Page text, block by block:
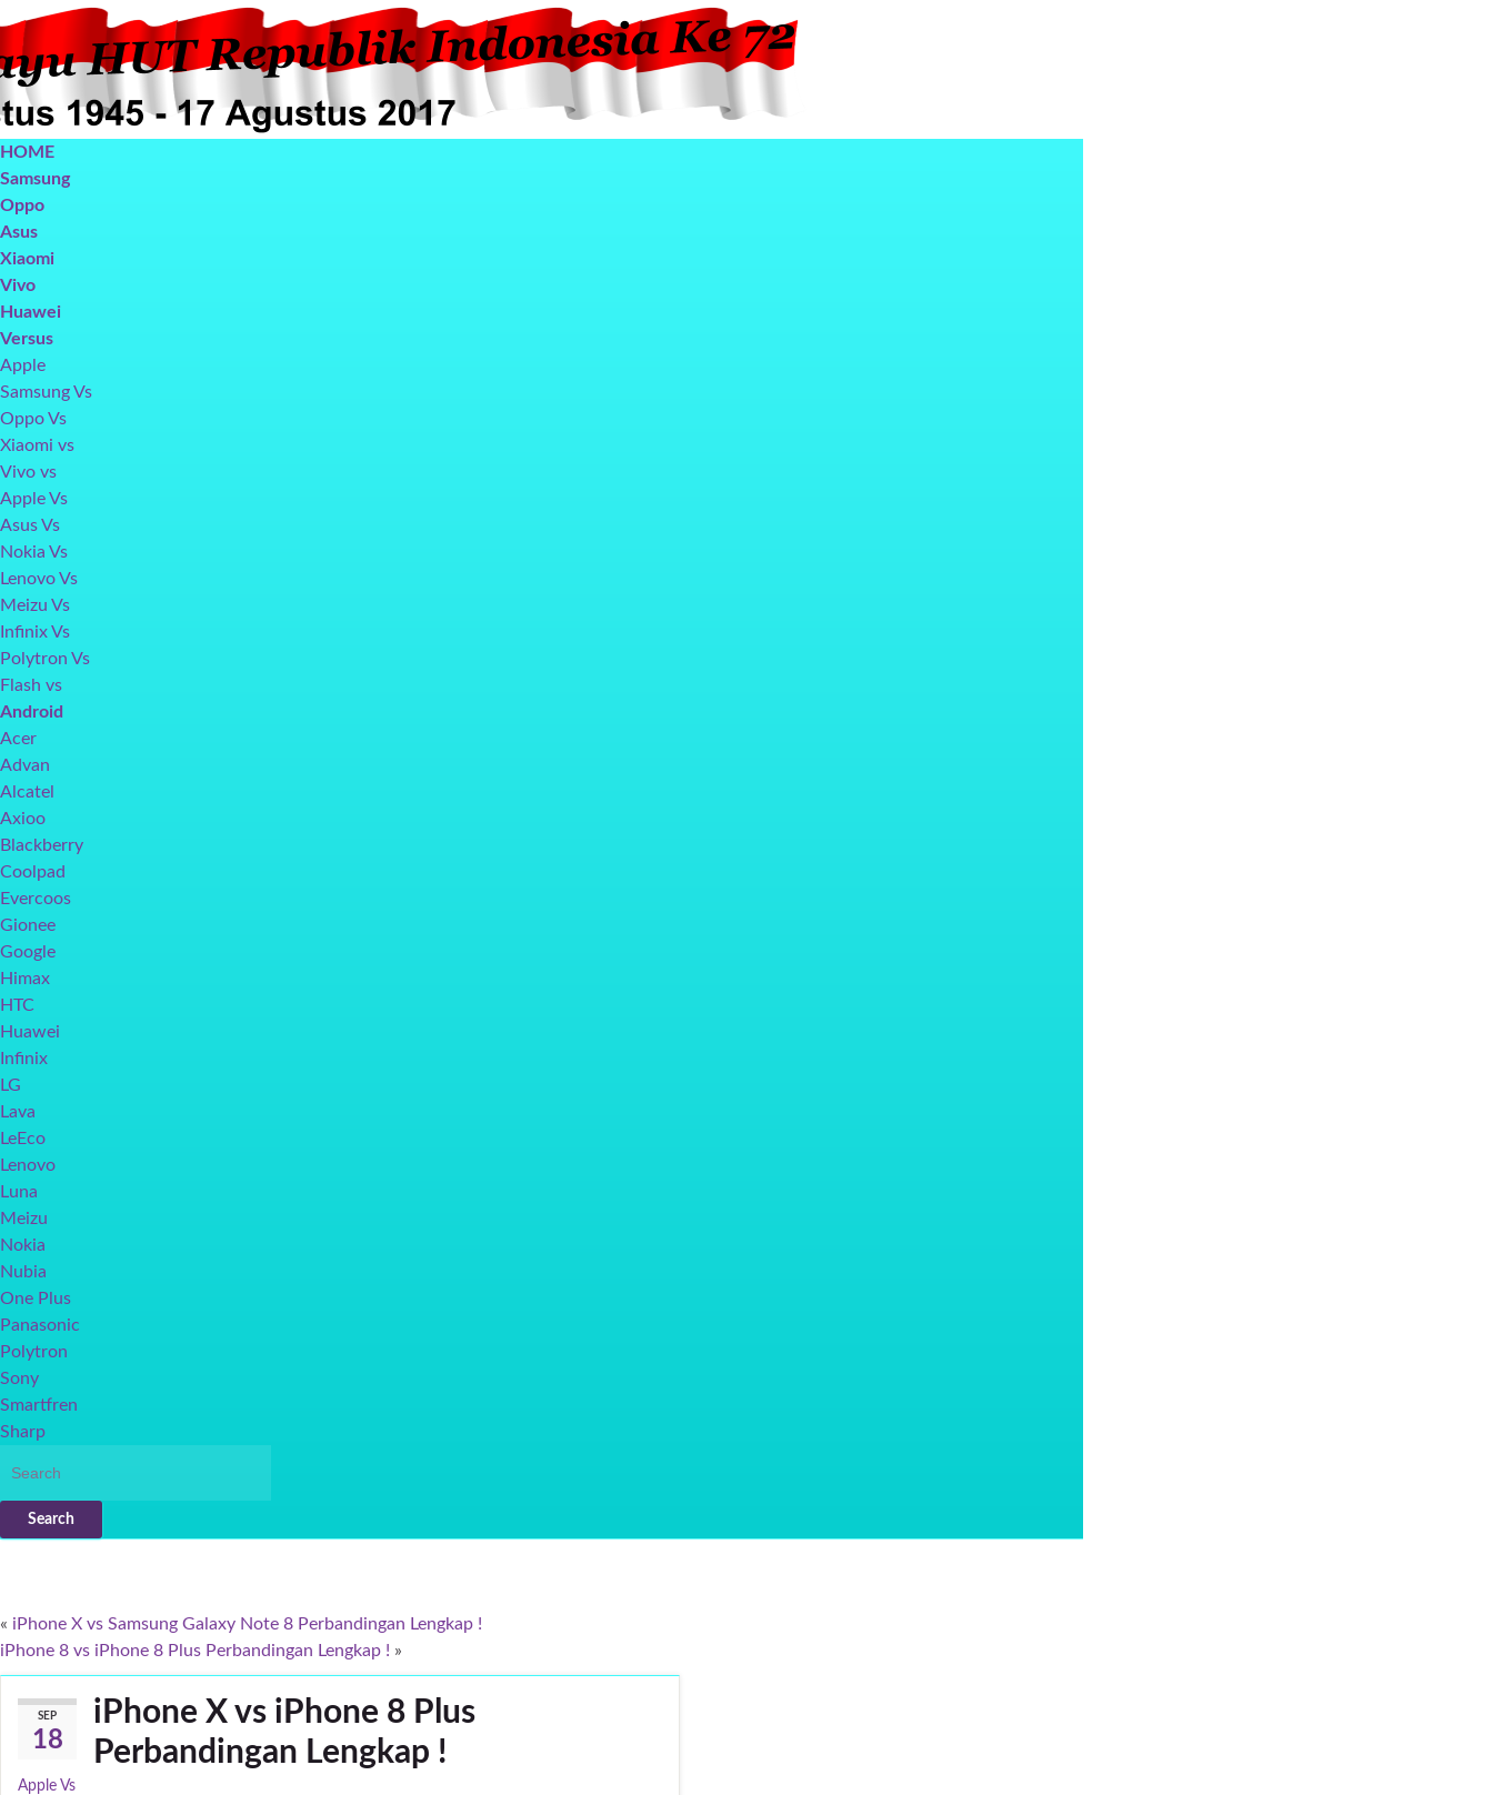
HOME
Samsung
Oppo
Asus
Xiaomi
Vivo
Huawei
Versus
Apple
Samsung Vs
Oppo Vs
Xiaomi vs
Vivo vs
Apple Vs
Asus Vs
Nokia Vs
Lenovo Vs
Meizu Vs
Infinix Vs
Polytron Vs
Flash vs
Android
Acer
Advan
Alcatel
Axioo
Blackberry
Coolpad
Evercoos
Gionee
Google
Himax
HTC
Huawei
Infinix
LG
Lava
LeEco
Lenovo
Luna
Meizu
Nokia
Nubia
One Plus
Panasonic
Polytron
Sony
Smartfren
Sharp
Search
« iPhone X vs Samsung Galaxy Note 8 Perbandingan Lengkap !
iPhone 8 vs iPhone 8 Plus Perbandingan Lengkap ! »
SEP
18
iPhone X vs iPhone 8 Plus
Perbandingan Lengkap !
Apple Vs